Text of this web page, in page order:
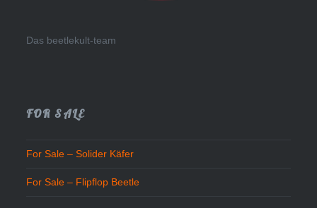
Das beetlekult-team
FOR SALE
For Sale – Solider Käfer
For Sale – Flipflop Beetle